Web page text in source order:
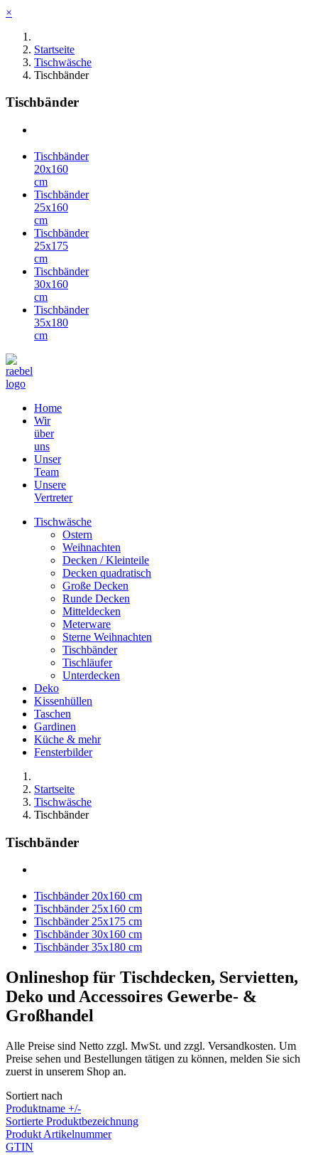
×
Startseite
Tischwäsche
Tischbänder
Tischbänder
Tischbänder
20x160
cm
Tischbänder
25x160
cm
Tischbänder
25x175
cm
Tischbänder
30x160
cm
Tischbänder
35x180
cm
Home
Wir
über
uns
Unser
Team
Unsere
Vertreter
Tischwäsche
Ostern
Weihnachten
Decken / Kleinteile
Decken quadratisch
Große Decken
Runde Decken
Mitteldecken
Meterware
Sterne Weihnachten
Tischbänder
Tischläufer
Unterdecken
Deko
Kissenhüllen
Taschen
Gardinen
Küche & mehr
Fensterbilder
Startseite
Tischwäsche
Tischbänder
Tischbänder
Tischbänder 20x160 cm
Tischbänder 25x160 cm
Tischbänder 25x175 cm
Tischbänder 30x160 cm
Tischbänder 35x180 cm
Onlineshop für Tischdecken, Servietten,
Deko und Accessoires Gewerbe- &
Großhandel
Alle Preise sind Netto zzgl. MwSt. und zzgl. Versandkosten. Um
Preise sehen und Bestellungen tätigen zu können, melden Sie sich
zuerst in unserem Shop an.
Sortiert nach
Produktname +/-
Sortierte Produktbezeichnung
Produkt Artikelnummer
GTIN